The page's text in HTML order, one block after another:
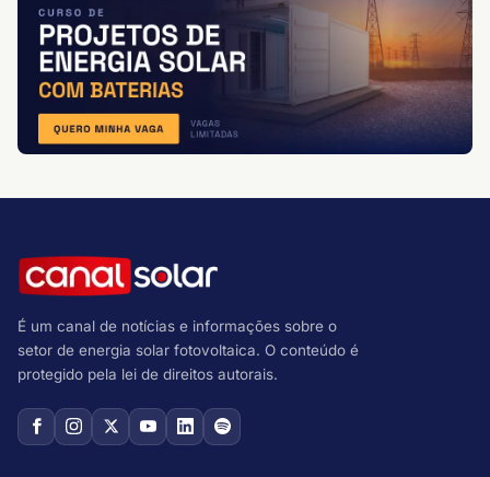
É um canal de notícias e informações sobre o
setor de energia solar fotovoltaica. O conteúdo é
protegido pela lei de direitos autorais.